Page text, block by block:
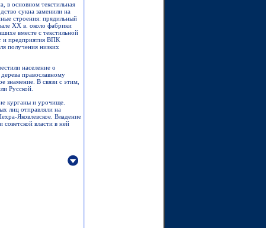
в основном текстильная
сукна заменили на
строения: прядильный
XX в. около фабрики
вместе с текстильной
и предприятия ВПК
получения низких
население о
православному
знамение. В связи с этим,
Русской.
курганы и урочище.
лиц отправляли на
Яковлевское. Владение
власти в ней